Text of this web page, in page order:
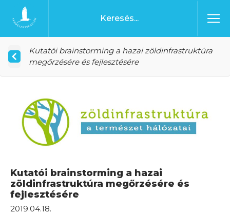
Ugrás a tartalomhoz
Főoldal
Kutatói brainstorming a hazai zöldinfrastruktúra
megőrzésére és fejlesztésére
Kutatói brainstorming a hazai
zöldinfrastruktúra megőrzésére és
fejlesztésére
2019.04.18.